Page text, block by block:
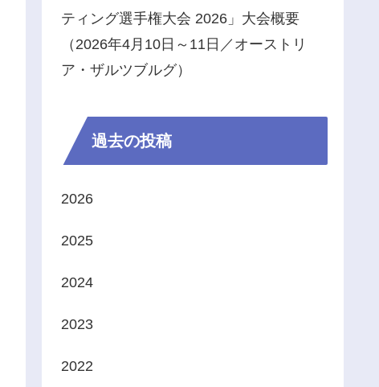
ティング選手権大会 2026」大会概要
（2026年4月10日～11日／オーストリ
ア・ザルツブルグ）
過去の投稿
2026
2025
2024
2023
2022